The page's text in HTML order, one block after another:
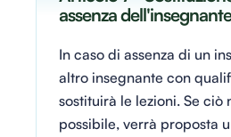
assenza dell'insegnante
In caso di assenza di un
altro insegnante con
sostituirà le lezioni. Se ciò
possibile, verrà proposta